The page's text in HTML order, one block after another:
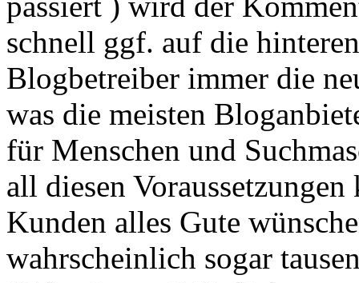
schnell ggf. auf die
Blogbetreiber immer die
was die meisten
für Menschen und
all diesen
Kunden alles Gute
wahrscheinlich sogar